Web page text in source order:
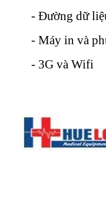
- Đường dữ
- Máy in và
- 3G và Wifi